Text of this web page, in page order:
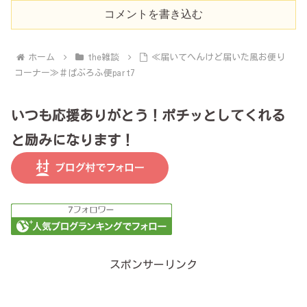
コメントを書き込む
ホーム the雑談
≪届いてへんけど届いた風お便り
コーナー≫＃ぱぶろふ便part7
いつも応援ありがとう！ポチッとしてくれる
と励みになります！
スポンサーリンク